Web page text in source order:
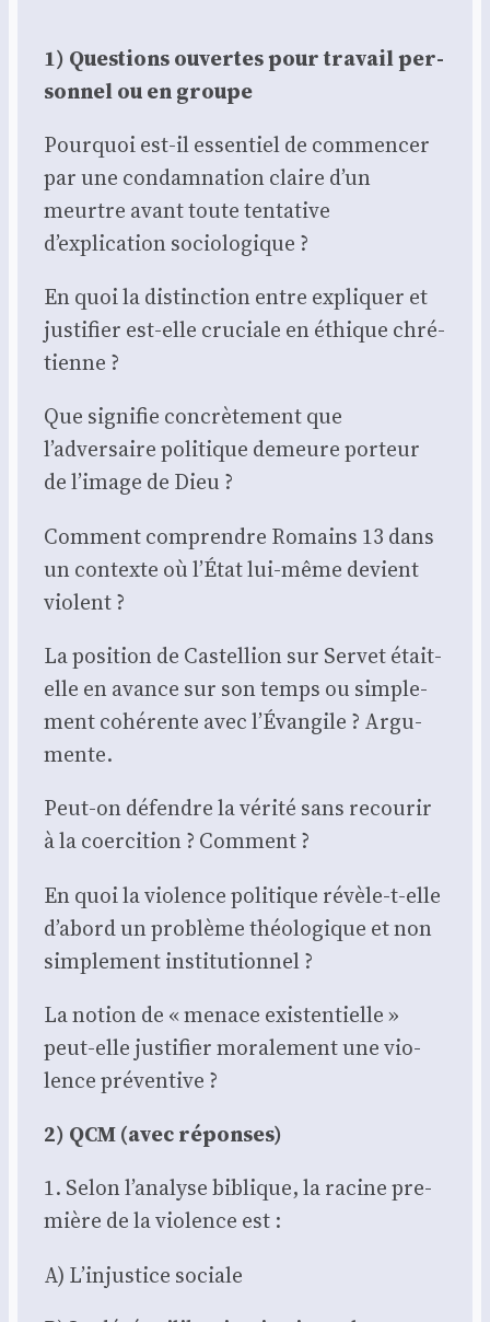
1) Ques­tions ouvertes pour tra­vail per­
son­nel ou en groupe
Pour­quoi est-il essen­tiel de com­men­cer
par une condam­na­tion claire d’un
meurtre avant toute ten­ta­tive
d’explication socio­lo­gique ?
En quoi la dis­tinc­tion entre expli­quer et
jus­ti­fier est-elle cru­ciale en éthique chré­
tienne ?
Que signi­fie concrè­te­ment que
l’adversaire poli­tique demeure por­teur
de l’image de Dieu ?
Com­ment com­prendre Romains 13 dans
un contexte où l’État lui-même devient
violent ?
La posi­tion de Cas­tel­lion sur Ser­vet était-
elle en avance sur son temps ou sim­ple­
ment cohé­rente avec l’Évangile ? Argu­
mente.
Peut-on défendre la véri­té sans recou­rir
à la coer­ci­tion ? Com­ment ?
En quoi la vio­lence poli­tique révèle-t-elle
d’abord un pro­blème théo­lo­gique et non
sim­ple­ment ins­ti­tu­tion­nel ?
La notion de « menace exis­ten­tielle »
peut-elle jus­ti­fier mora­le­ment une vio­
lence pré­ven­tive ?
2) QCM (avec réponses)
1. Selon l’analyse biblique, la racine pre­
mière de la vio­lence est :
A) L’injustice sociale